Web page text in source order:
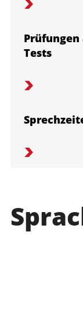
Prüfungen
Tests